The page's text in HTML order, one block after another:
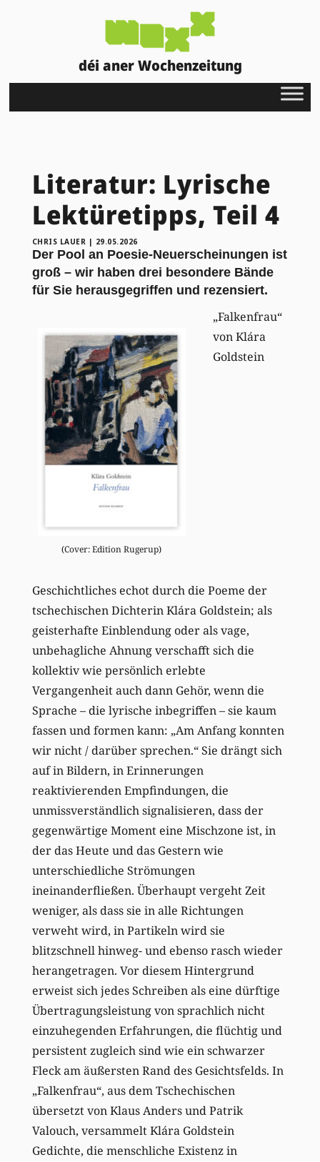
déi aner Wochenzeitung
Literatur: Lyrische
Lektüretipps, Teil 4
CHRIS LAUER | 29.05.2026
Der Pool an Poesie-Neuerscheinungen ist
groß – wir haben drei besondere Bände
für Sie herausgegriffen und rezensiert.
(Cover: Edition Rugerup)
„Falkenfrau“
von Klára
Goldstein
Geschichtliches echot durch die Poeme der
tschechischen Dichterin Klára Goldstein; als
geisterhafte Einblendung oder als vage,
unbehagliche Ahnung verschafft sich die
kollektiv wie persönlich erlebte
Vergangenheit auch dann Gehör, wenn die
Sprache – die lyrische inbegriffen – sie kaum
fassen und formen kann: „Am Anfang konnten
wir nicht / darüber sprechen.“ Sie drängt sich
auf in Bildern, in Erinnerungen
reaktivierenden Empfindungen, die
unmissverständlich signalisieren, dass der
gegenwärtige Moment eine Mischzone ist, in
der das Heute und das Gestern wie
unterschiedliche Strömungen
ineinanderfließen. Überhaupt vergeht Zeit
weniger, als dass sie in alle Richtungen
verweht wird, in Partikeln wird sie
blitzschnell hinweg- und ebenso rasch wieder
herangetragen. Vor diesem Hintergrund
erweist sich jedes Schreiben als eine dürftige
Übertragungsleistung von sprachlich nicht
einzuhegenden Erfahrungen, die flüchtig und
persistent zugleich sind wie ein schwarzer
Fleck am äußersten Rand des Gesichtsfelds. In
„Falkenfrau“, aus dem Tschechischen
übersetzt von Klaus Anders und Patrik
Valouch, versammelt Klára Goldstein
Gedichte, die menschliche Existenz in